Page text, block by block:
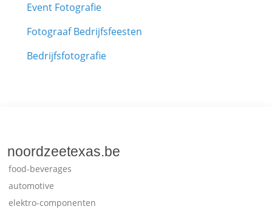
Event Fotografie
Fotograaf Bedrijfsfeesten
Bedrijfsfotografie
noordzeetexas.be
food-beverages
automotive
elektro-componenten